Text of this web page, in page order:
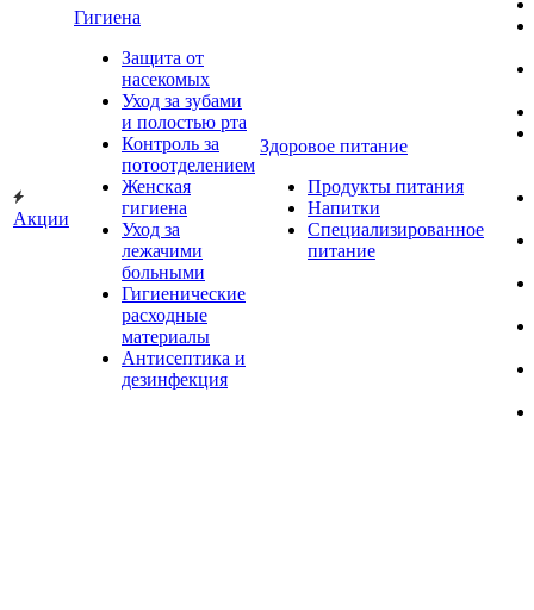
Акции
Гигиена
Защита от
насекомых
Уход за зубами
и полостью рта
Контроль за
потоотделением
Женская
гигиена
Уход за
лежачими
больными
Гигиенические
расходные
материалы
Антисептика и
дезинфекция
Здоровое питание
Продукты питания
Напитки
Специализированное
питание